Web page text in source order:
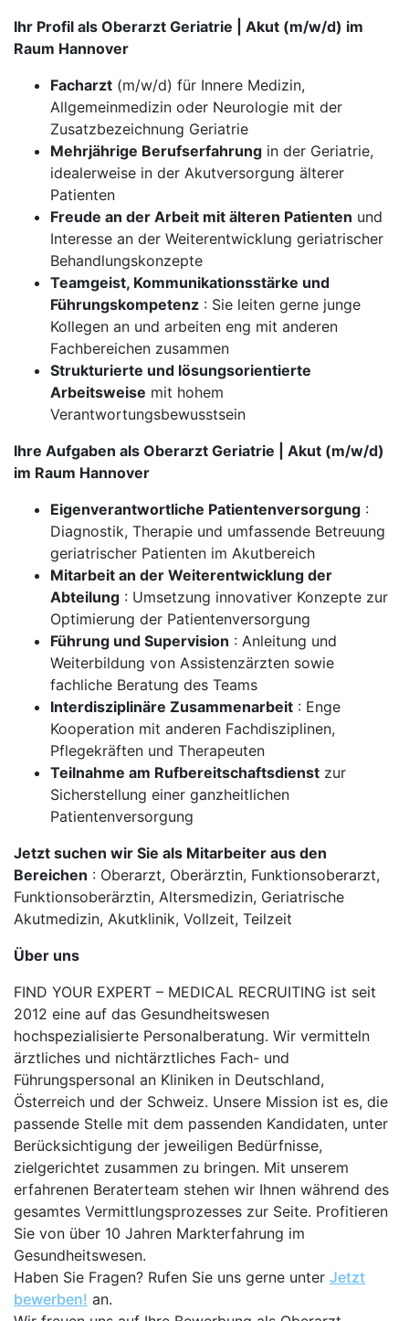
Ihr Profil als Oberarzt Geriatrie | Akut (m/w/d) im
Raum Hannover
Facharzt (m/w/d) für Innere Medizin,
Allgemeinmedizin oder Neurologie mit der
Zusatzbezeichnung Geriatrie
Mehrjährige Berufserfahrung in der Geriatrie,
idealerweise in der Akutversorgung älterer
Patienten
Freude an der Arbeit mit älteren Patienten und
Interesse an der Weiterentwicklung geriatrischer
Behandlungskonzepte
Teamgeist, Kommunikationsstärke und
Führungskompetenz : Sie leiten gerne junge
Kollegen an und arbeiten eng mit anderen
Fachbereichen zusammen
Strukturierte und lösungsorientierte
Arbeitsweise mit hohem
Verantwortungsbewusstsein
Ihre Aufgaben als Oberarzt Geriatrie | Akut (m/w/d)
im Raum Hannover
Eigenverantwortliche Patientenversorgung :
Diagnostik, Therapie und umfassende Betreuung
geriatrischer Patienten im Akutbereich
Mitarbeit an der Weiterentwicklung der
Abteilung : Umsetzung innovativer Konzepte zur
Optimierung der Patientenversorgung
Führung und Supervision : Anleitung und
Weiterbildung von Assistenzärzten sowie
fachliche Beratung des Teams
Interdisziplinäre Zusammenarbeit : Enge
Kooperation mit anderen Fachdisziplinen,
Pflegekräften und Therapeuten
Teilnahme am Rufbereitschaftsdienst zur
Sicherstellung einer ganzheitlichen
Patientenversorgung
Jetzt suchen wir Sie als Mitarbeiter aus den
Bereichen : Oberarzt, Oberärztin, Funktionsoberarzt,
Funktionsoberärztin, Altersmedizin, Geriatrische
Akutmedizin, Akutklinik, Vollzeit, Teilzeit
Über uns
FIND YOUR EXPERT – MEDICAL RECRUITING ist seit
2012 eine auf das Gesundheitswesen
hochspezialisierte Personalberatung. Wir vermitteln
ärztliches und nichtärztliches Fach- und
Führungspersonal an Kliniken in Deutschland,
Österreich und der Schweiz. Unsere Mission ist es, die
passende Stelle mit dem passenden Kandidaten, unter
Berücksichtigung der jeweiligen Bedürfnisse,
zielgerichtet zusammen zu bringen. Mit unserem
erfahrenen Beraterteam stehen wir Ihnen während des
gesamtes Vermittlungsprozesses zur Seite. Profitieren
Sie von über 10 Jahren Markterfahrung im
Gesundheitswesen.
Haben Sie Fragen? Rufen Sie uns gerne unter Jetzt
bewerben! an.